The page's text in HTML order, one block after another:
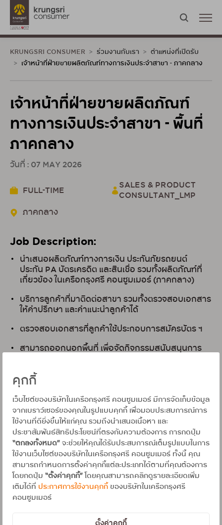
คุกกี้
เว็บไซต์ของบริษัทในเครือกรุงศรี คอนซูมเมอร์ มีการจัดเก็บข้อมูล
จากเบราว์เซอร์ของคุณในรูปแบบคุกกี้ เพื่อมอบประสบการณ์การ
ใช้งานที่ดียิ่งขึ้นให้แก่คุณ รวมถึงนำเสนอเนื้อหา และ
ประชาสัมพันธ์สิทธิประโยชน์ที่ตรงกับความต้องการ การกดปุ่ม
“ตกลงทั้งหมด”จะช่วยให้คุณได้รับประสบการณ์เต็มรูปแบบในการ
ใช้งานเว็บไซต์ของบริษัทในเครือกรุงศรี คอนซูมเมอร์ ทั้งนี้ คุณ
สามารถกำหนดการตั้งค่าคุกกี้แต่ละประเภทได้ตามที่คุณต้องการ
โดยกดปุ่ม “ตั้งค่าคุกกี้”โดยคุณสามารถคลิกดูรายละเอียดเพิ่ม
เติมได้ที่ ประกาศการใช้งานคุกกี้ ของบริษัทในเครือกรุงศรี
คอนซูมเมอร์
KRUNGSRI CONSUMER ร่วมงานกับเรา
ตำแหน่งที่เปิดรับ
เจ้าหน้าที่ฝ่ายขายผลิตภัณฑ์ทางการเงินประจำสาขา - ภาคกลาง
เจ้าหน้าที่ฝ่ายขายผลิตภัณฑ์
ทางการเงินประจำสาขา - พื้นที่
ภาคกลาง
วันที่ : 07 MAY 2026
FULL-TIME
SALES & PRODUCT
CONSULTANT_LMP
ภาคกลาง
Job Description:
นำเสนอผลิตภัณฑ์ทางการเงิน ประกันภัยรถยนต์
ประกัน PA บัตรเครดิต และสินเชื่อ รวมทั้งผลิตภัณฑ์ที่
เกี่ยวข้อง ในเครือกรุงศรี คอนซูมเมอร์ (ภาคกลาง)
บริการลูกค้าที่มาติดต่อสาขา รวมทั้งตรวจสอบเอกสาร
ให้คำปรึกษา และคำแนะนำลูกค้าได้
ตรวจสอบเอกสารที่ลูกค้าใช้ประกอบการสมัครบัตร ฯ
สามารถออกนอกพื้นที่ เพื่อจัดกิจกรรมสนับสนุนการ
วางแผนการบริหารกับทีมขาย ภายในสาขา เพื่อให้บรรลุ
Qualifications:
วุฒิการศึกษา : ม.6 /ปวช - ปริญญาตรี
หากมีประสบการณ์ด้านการขาย หรือมีความรู้ด้านสิน
เชื่อ, บัตรเครดิต, ประกันภัยและประกันชีวิตมา จะได้รับ
พิจารณาเป็นพิเศษ
มีทัศนคติที่ดี มีใจรักงานบริการ มีวินัย ตรงต่อเวลา และ